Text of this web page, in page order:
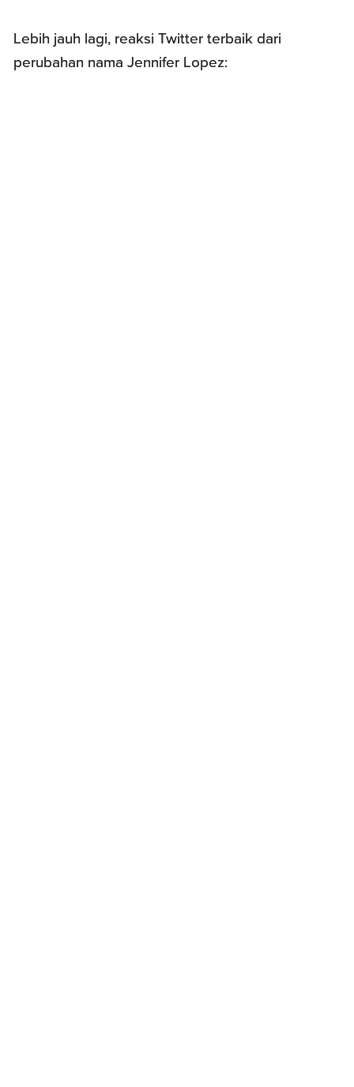
Lebih jauh lagi, reaksi Twitter terbaik dari
perubahan nama Jennifer Lopez: